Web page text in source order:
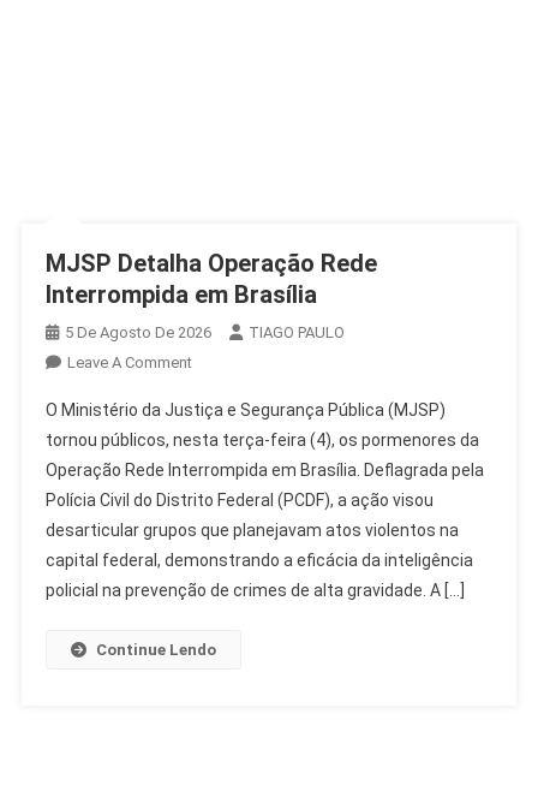
MJSP Detalha Operação Rede
Interrompida em Brasília
5 De Agosto De 2026
TIAGO PAULO
Leave A CommentOn
Detalha
Operação
Rede
Interrompida
Em
Brasília
O Ministério da Justiça e Segurança Pública (MJSP)
tornou públicos, nesta terça-feira (4), os pormenores da
Operação Rede Interrompida em Brasília. Deflagrada pela
Polícia Civil do Distrito Federal (PCDF), a ação visou
desarticular grupos que planejavam atos violentos na
capital federal, demonstrando a eficácia da inteligência
policial na prevenção de crimes de alta gravidade. A […]
Continue Lendo